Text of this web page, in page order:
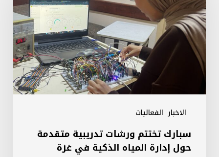
الاخبار الفعاليات
ورشات
تدريبية
متقدمة
حول
إدارة
المياه
الذكية
سبارك تختتم ورشات تدريبية متقدمة
حول إدارة المياه الذكية في غزة